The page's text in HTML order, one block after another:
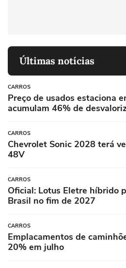
Últimas notícias
CARROS
Preço de usados estaciona
acumulam 46% de
CARROS
Chevrolet Sonic 2028 terá
48V
CARROS
Oficial: Lotus Eletre híbrido
Brasil no fim de 2027
CARROS
Emplacamentos de
20% em julho